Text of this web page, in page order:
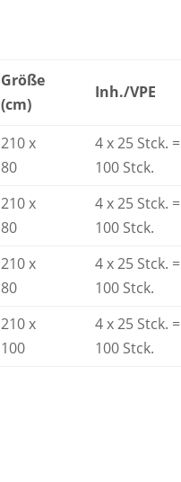
Größe
(cm)
Inh./VPE
210 x
80
4 x 25 Stck. =
100 Stck.
210 x
80
4 x 25 Stck. =
100 Stck.
210 x
80
4 x 25 Stck. =
100 Stck.
210 x
100
4 x 25 Stck. =
100 Stck.